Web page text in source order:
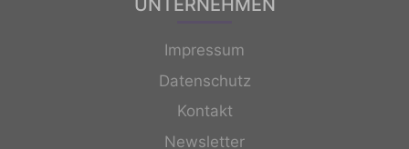
UNTERNEHMEN
Impressum
Datenschutz
Kontakt
Newsletter